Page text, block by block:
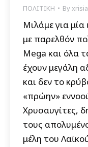
ΠΟΛΙΤΙΚΗ By
Μιλάμε για
με παρελθόν
Mega και όλα
έχουν μεγάλη
και δεν το
«πρώην»
Χρυσαυγίτες,
τους
μέλη του